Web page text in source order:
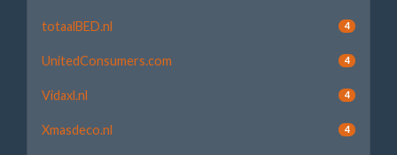
totaalBED.nl 4
UnitedConsumers.com 4
Vidaxl.nl 4
Xmasdeco.nl 4